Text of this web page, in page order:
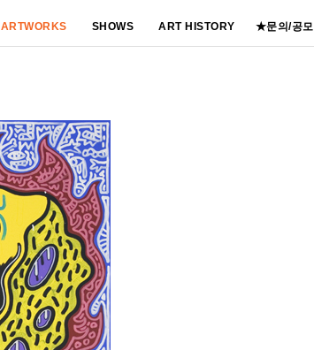
ARTWORKS SHOWS ART HISTORY ★문의/공모